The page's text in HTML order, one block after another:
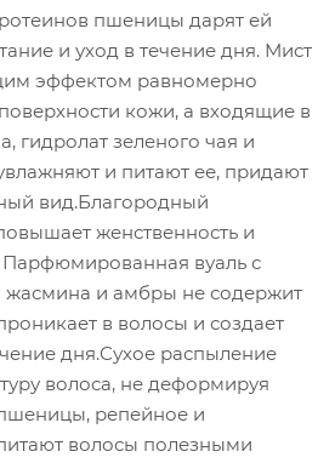
пшеницы дарят ей
и уход в течение дня. Мист
эффектом равномерно
кожи, а входящие в
гидролат зеленого чая и
и питают ее, придают
вид.Благородный
женственность и
Парфюмированная вуаль с
и амбры не содержит
в волосы и создает
дня.Сухое распыление
волоса, не деформируя
репейное и
волосы полезными